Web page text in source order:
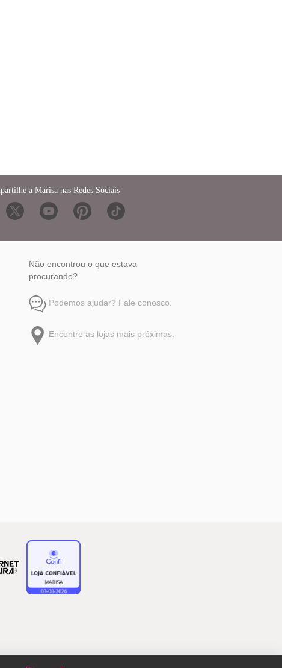
a Marisa nas Redes Sociais
Não encontrou o que estava
procurando?
Podemos ajudar? Fale conosco.
Encontre as lojas mais próximas.